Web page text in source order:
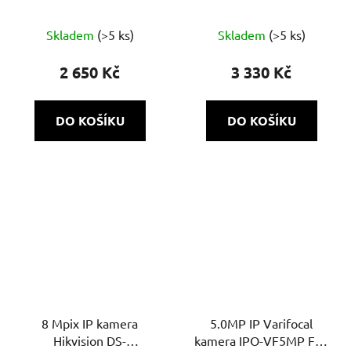
Skladem (>5 ks)
2 650 Kč
DO KOŠÍKU
Skladem (>5 ks)
3 330 Kč
DO KOŠÍKU
8 Mpix IP kamera
Hikvision DS-
5.0MP IP Varifocal
kamera IPO-VF5MP Full